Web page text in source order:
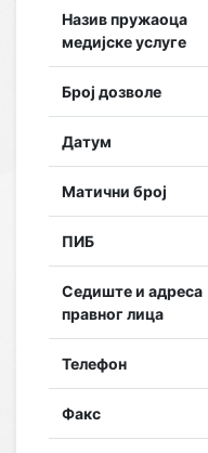
Назив пружаоца
медијске услуге
Број дозволе
Датум
Матични број
ПИБ
Седиште и адреса
правног лица
Телефон
Факс